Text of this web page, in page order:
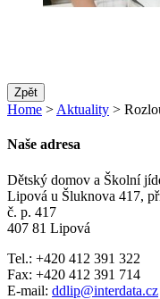
Zpět
Home > Aktuality >
Naše adresa
Dětský domov a Školní
Lipová u Šluknova 417,
č. p. 417
407 81 Lipová
Tel.: +420 412 391 322
Fax: +420 412 391 714
E-mail: ddlip@interdata.cz